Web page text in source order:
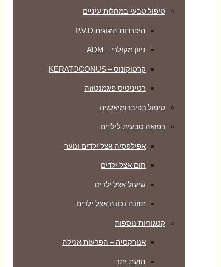
טיפול טבעי במחלות עיניים
היפרדות הזגוגית P.V.D
ניוון מקולרי – ADM
קרטוקונוס – KERATOCONUS
רטיניטיס פיגמנטוזה
טיפול בפיברומיאלגיה
רפואה טבעית לילדים
אפילפסיה אצל ילדים ונוער
חום אצל ילדים
שיעול אצל ילדים
תזונה נכונה אצל ילדים
קטגוריות נוספות
אנורקסיה – הפרעות אכילה
הזעת יתר